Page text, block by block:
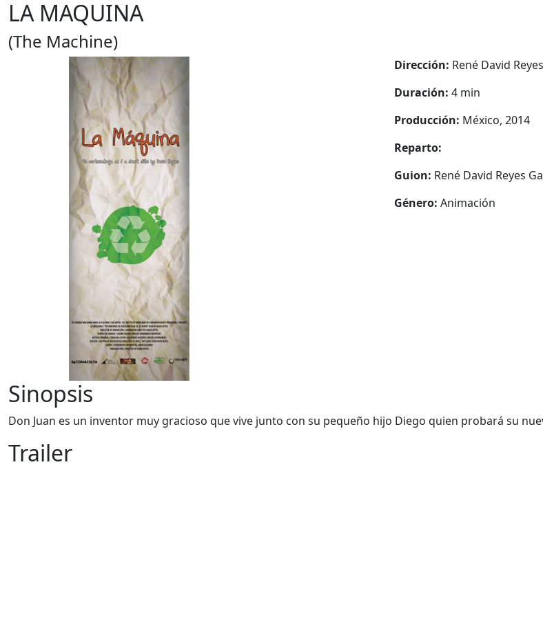
LA MAQUINA
(The Machine)
Dirección: René David
Duración: 4 min
Producción: México, 2014
Reparto:
Guion: René David Reyes
Género: Animación
Sinopsis
Don Juan es un inventor muy gracioso que vive junto con su pequeño hijo Diego quien probará su
Trailer